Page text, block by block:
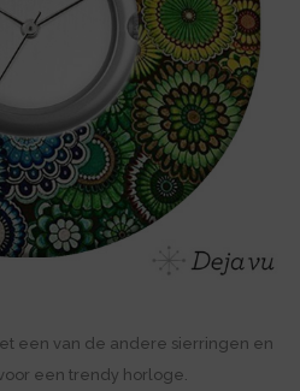
een van de andere sierringen en
een trendy horloge.